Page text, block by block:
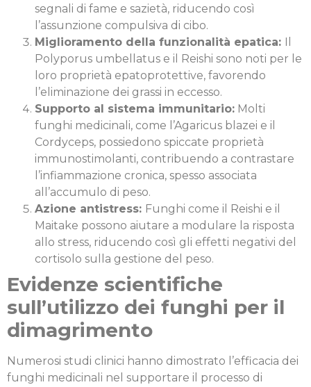
segnali di fame e sazietà, riducendo così
l’assunzione compulsiva di cibo.
Miglioramento della funzionalità epatica:
Polyporus umbellatus e il Reishi sono noti per le
loro proprietà epatoprotettive, favorendo
l’eliminazione dei grassi in eccesso.
Supporto al sistema immunitario: Molti
funghi medicinali, come l’Agaricus blazei e il
Cordyceps, possiedono spiccate proprietà
immunostimolanti, contribuendo a contrastare
l’infiammazione cronica, spesso associata
all’accumulo di peso.
Azione antistress: Funghi come il Reishi e il
Maitake possono aiutare a modulare la risposta
allo stress, riducendo così gli effetti negativi del
cortisolo sulla gestione del peso.
Evidenze scientifiche
sull’utilizzo dei funghi per il
dimagrimento
Numerosi studi clinici hanno dimostrato l’efficacia dei
funghi medicinali nel supportare il processo di